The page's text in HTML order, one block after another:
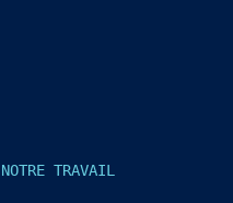
NOTRE TRAVAIL